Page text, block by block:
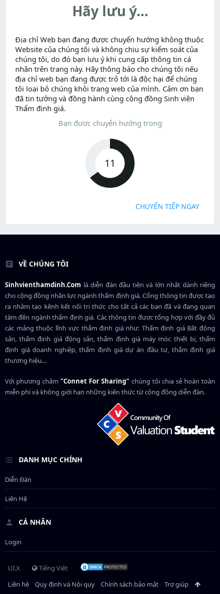
Hãy lưu ý...
Địa chỉ Web bạn đang được chuyển hướng không thuộc
Website của chúng tôi và không chịu sự kiểm soát của
chúng tôi, do đó bạn lưu ý khi cung cấp thông tin cá
nhân trên trang này. Hãy thông báo cho chúng tôi nếu
địa chỉ web bạn đang được trỏ tới là độc hại để chúng
tôi loại bỏ chúng khỏi trang web của mình. Cảm ơn bạn
đã tin tưởng và đồng hành cùng cộng đồng Sinh viên
Thẩm định giá.
Bạn được chuyển hướng trong
11
CHUYỂN TIẾP NGAY
VỀ CHÚNG TÔI
Sinhvienthamdinh.Com là diễn đàn đầu tiên và lớn nhất dành riêng
cho cộng đồng nhân lực ngànhthẩm định giá. Cổng thông tin được tạo
ra nhằm tạo kênh kết nối tri thức cho tất cả các bạn đã và đang quan
tâm đến ngành thẩm định giá. Các thông tin được tổng hợp với đầy đủ
các mảng thuộc lĩnh vực thẩm định giá như: Thẩm định giá Bất động
sản, thẩm định giá động sản, thẩm định giá máy móc thiết bị, thẩm
định giá doanh nghiệp, thẩm định giá dự án đầu tư, thẩm định giá
thương hiệu...
Với phương châm"Connet For Sharing" chúng tôi chia sẻ hoàn toàn
miễn phí và không giới hạn những kiến thức từ cộng đồng diễn đàn.
DANH MỤC CHÍNH
Diễn Đàn
Liên Hệ
CÁ NHÂN
Login
UI.X
Tiếng Việt
Liên hệ
Quy định và Nội quy Chính sách bảo mật Trợ giúp